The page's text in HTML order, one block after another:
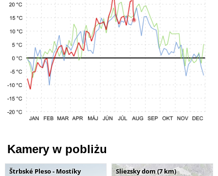
Kamery w pobliżu
Štrbské Pleso - Mostíky Sliezsky dom (7 km)